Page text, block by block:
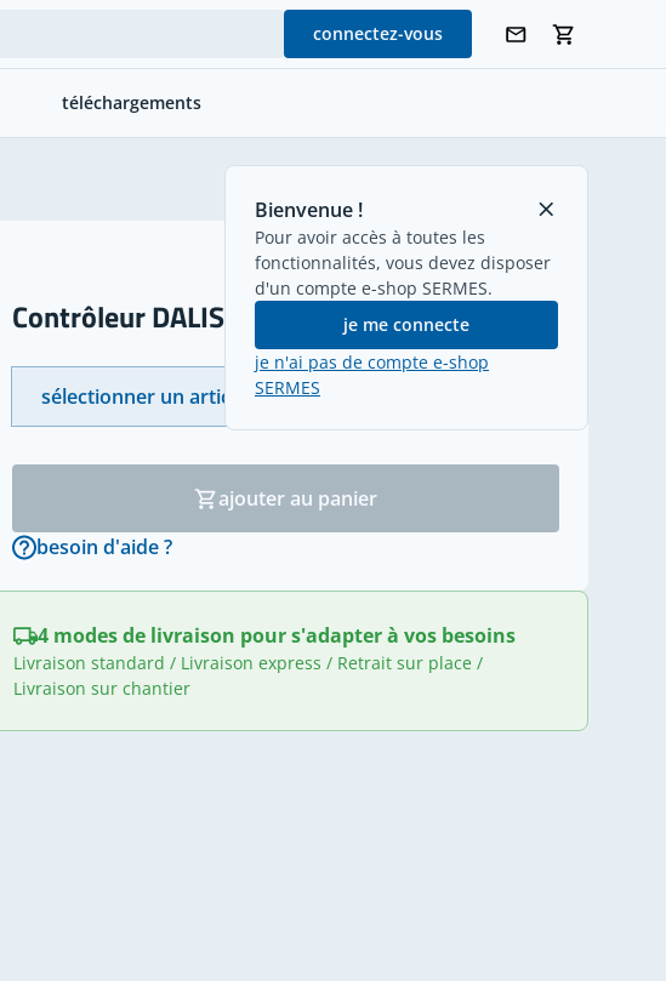
connectez-vous
Bienvenue !
Pour avoir accès à toutes les
fonctionnalités, vous devez disposer
d'un compte e-shop SERMES.
je me connecte
je n'ai pas de compte e-shop
SERMES
téléchargements
retour
Contrôleur DALISYST
sélectionner un article
ajouter au panier
besoin d'aide ?
4 modes de livraison pour s'adapter à vos besoins
Livraison standard / Livraison express / Retrait sur place /
Livraison sur chantier